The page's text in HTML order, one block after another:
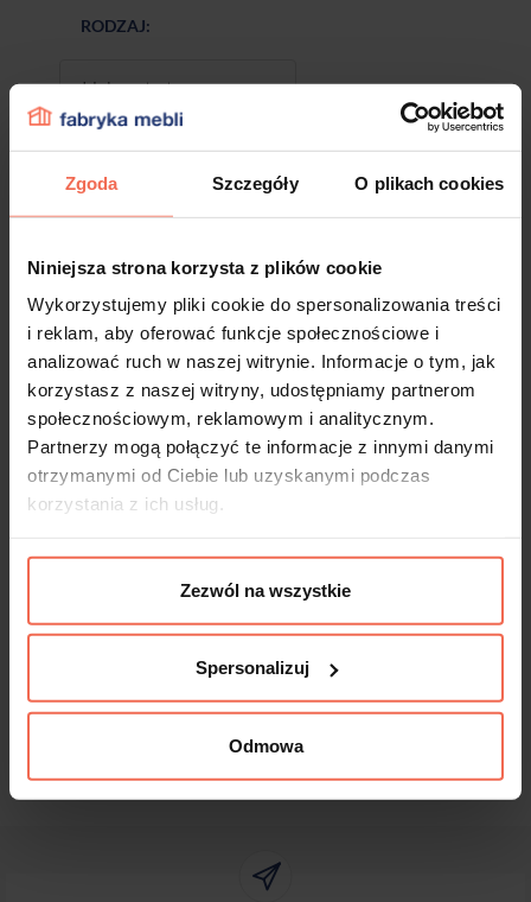
Zgoda Szczegóły O plikach cookies
Niniejsza strona korzysta z plików cookie
Wykorzystujemy pliki cookie do spersonalizowania treści
i reklam, aby oferować funkcje społecznościowe i
analizować ruch w naszej witrynie. Informacje o tym, jak
korzystasz z naszej witryny, udostępniamy partnerom
społecznościowym, reklamowym i analitycznym.
Partnerzy mogą połączyć te informacje z innymi danymi
otrzymanymi od Ciebie lub uzyskanymi podczas
korzystania z ich usług.
Zezwól na wszystkie
Spersonalizuj
Odmowa
RODZAJ:
DODAJ DO KOSZYKA
Próbki są produktem na zamówienie.
Produkty te nie podlegają zwrotom.